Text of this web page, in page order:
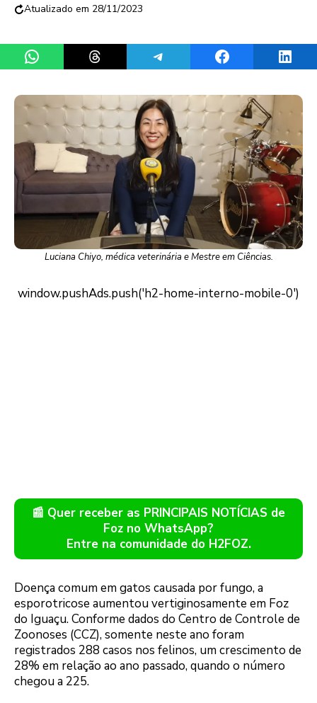
28/11/2023
Share on WhatsAppShare on ThreadsShare on TelegramShare on Facebook
Luciana Chiyo, médica veterinária e Mestre em Ciências.
📰 Quer receber as PRINCIPAIS NOTÍCIAS de
Foz no WhatsApp?
Entre na comunidade do H2FOZ.
Doença comum em gatos causada por fungo, a
esporotricose aumentou vertiginosamente em Foz
do Iguaçu. Conforme dados do Centro de Controle de
Zoonoses (CCZ), somente neste ano foram
registrados 288 casos nos felinos, um crescimento de
28% em relação ao ano passado, quando o número
chegou a 225.